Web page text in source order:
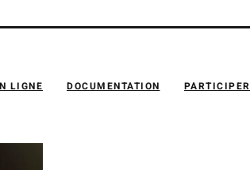
LIGNE DOCUMENTATION PARTICIPER